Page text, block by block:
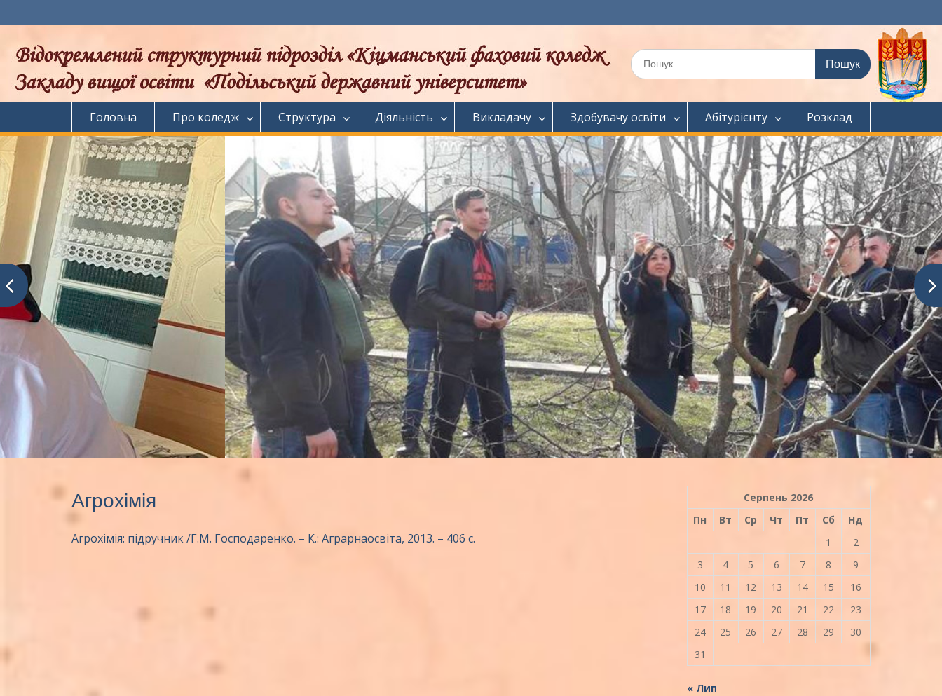
до
Шукати:
Головна Про коледж Структура Діяльність Викладачу Здобувачу освіти Абітурієнту Розклад
Агрохімія
Агрохімія: підручник /Г.М. Господаренко. – К.: Аграрнаосвіта, 2013. – 406 с.
Серпень 2026
Пн
Вт Ср Чт Пт Сб
Нд
1
2
3
4 5 6 7 8
9
10
11 12 13 14 15
16
17
18 19 20 21 22
23
24
25 26 27 28 29
30
31
« Лип